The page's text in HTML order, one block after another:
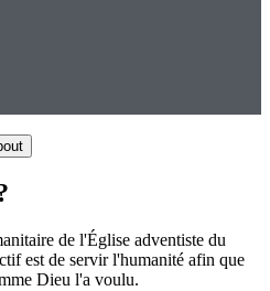
de l'Église adventiste du
est de servir l'humanité afin que
Dieu l'a voulu.